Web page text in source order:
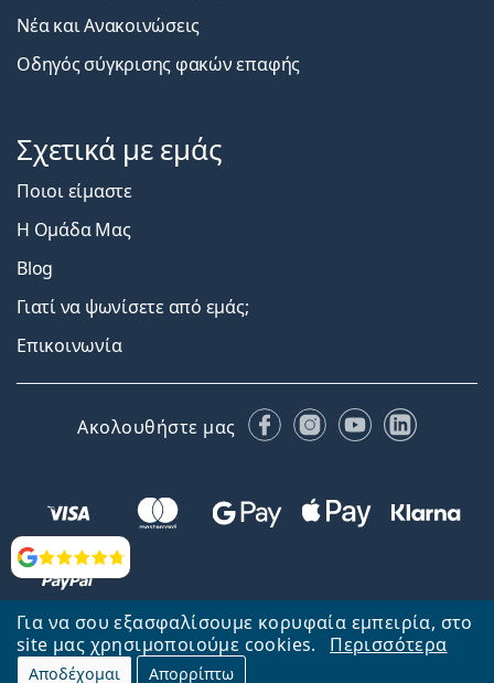
Για να σου εξασφαλίσουμε κορυφαία εμπειρία, στο
site μας χρησιμοποιούμε cookies.
Περισσότερα
Αποδέχομαι Απορρίπτω
Αξιολογήσεις
Νέα και Ανακοινώσεις
Οδηγός σύγκρισης φακών επαφής
Σχετικά με εμάς
Ποιοι είμαστε
Η Ομάδα Μας
Blog
Γιατί να ψωνίσετε από εμάς;
Επικοινωνία
Ακολουθήστε μας FacebookInstagram
YouTubeLinkedIn